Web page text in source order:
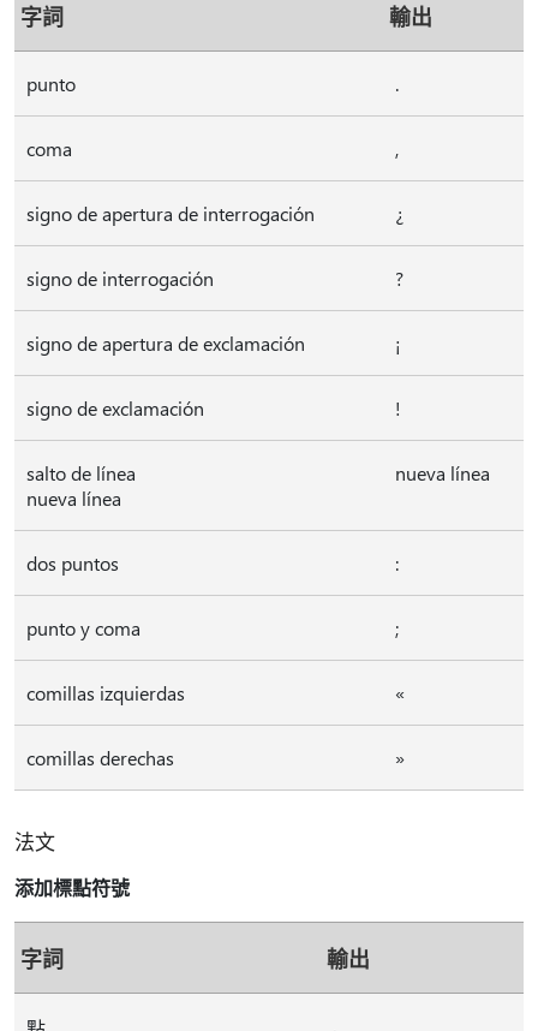
字詞 輸出
punto .
coma ,
signo de apertura de interrogación ¿
signo de interrogación ?
signo de apertura de exclamación ¡
signo de exclamación !
salto de línea
nueva línea
nueva línea
dos puntos :
punto y coma ;
comillas izquierdas «
comillas derechas »
法文
添加標點符號
字詞 輸出